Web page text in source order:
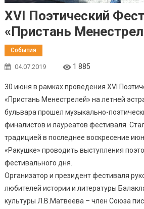
ХVI Поэтический
«Пристань
События
04.07.2019 1 885
30 июня в рамках проведения ХVI
«Пристань Менестрелей» на летней
бульвара прошел музыкально-
финалистов и лауреатов фестиваля.
традицией в последнее воскресение
«Ракушке» проводить выступления
фестивального дня.
Организатор и президент фестиваля
любителей истории и литературы
культуры Л.В.Матвеева – член Союза